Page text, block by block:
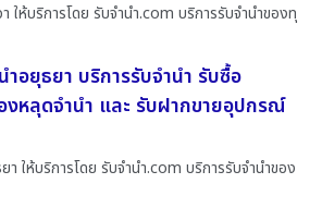
ให้บริการโดย รับจํานํา.com บริการรับจำนำของทุ
อยุธยา บริการรับจำนำ รับซื้อ
หลุดจำนำ และ รับฝากขายอุปกรณ์
ให้บริการโดย รับจํานํา.com บริการรับจำนำของ